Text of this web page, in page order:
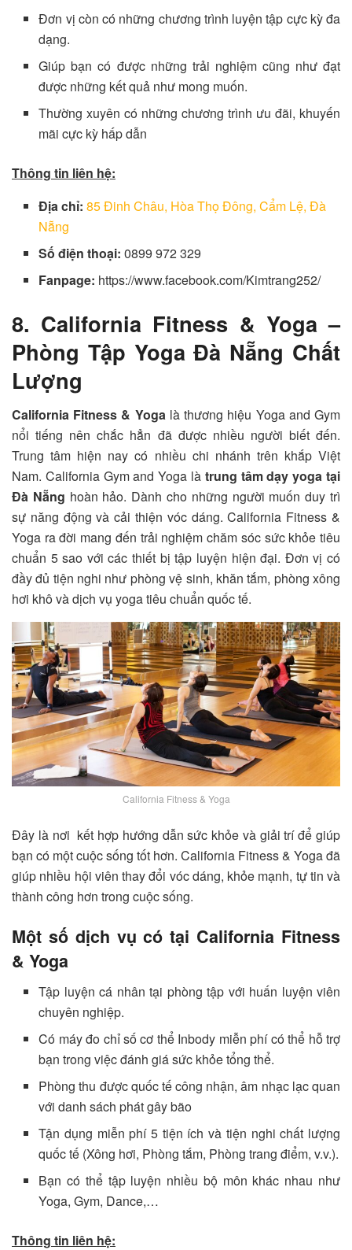
Đơn vị còn có những chương trình luyện tập cực kỳ đa
dạng.
Giúp bạn có được những trải nghiệm cũng như đạt
được những kết quả như mong muốn.
Thường xuyên có những chương trình ưu đãi, khuyến
mãi cực kỳ hấp dẫn
Thông tin liên hệ:
Địa chỉ:85 Đinh Châu, Hòa Thọ Đông, Cẩm Lệ, Đà
Nẵng
Số điện thoại:0899 972 329
Fanpage: https://www.facebook.com/Kimtrang252/
8. California Fitness & Yoga –
Phòng Tập Yoga Đà Nẵng Chất
Lượng
California Fitness & Yogalà thương hiệu Yoga and Gym
nổi tiếng nên chắc hẳn đã được nhiều người biết đến.
Trung tâm hiện nay có nhiều chi nhánh trên khắp Việt
Nam. California Gym and Yoga là trung tâm dạy yoga tại
Đà Nẵng hoàn hảo. Dành cho những người muốn duy trì
sự năng động và cải thiện vóc dáng. California Fitness &
Yoga ra đời mang đến trải nghiệm chăm sóc sức khỏe tiêu
chuẩn 5 sao với các thiết bị tập luyện hiện đại. Đơn vị có
đầy đủ tiện nghi như phòng vệ sinh, khăn tắm, phòng xông
hơi khô và dịch vụ yoga tiêu chuẩn quốc tế.
California Fitness & Yoga
Đây là nơi kết hợp hướng dẫn sức khỏe và giải trí để giúp
bạn có một cuộc sống tốt hơn. California Fitness & Yoga đã
giúp nhiều hội viên thay đổi vóc dáng, khỏe mạnh, tự tin và
thành công hơn trong cuộc sống.
Một số dịch vụ có tại California Fitness
& Yoga
Tập luyện cá nhân tại phòng tập với huấn luyện viên
chuyên nghiệp.
Có máy đo chỉ số cơ thể Inbody miễn phí có thể hỗ trợ
bạn trong việc đánh giá sức khỏe tổng thể.
Phòng thu được quốc tế công nhận, âm nhạc lạc quan
với danh sách phát gây bão
Tận dụng miễn phí 5 tiện ích và tiện nghi chất lượng
quốc tế (Xông hơi, Phòng tắm, Phòng trang điểm, v.v.).
Bạn có thể tập luyện nhiều bộ môn khác nhau như
Yoga, Gym, Dance,…
Thông tin liên hệ: